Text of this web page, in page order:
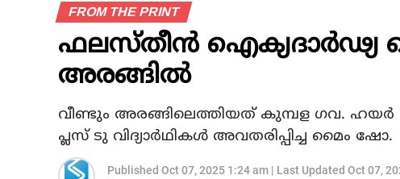
FROM THE PRINT
ഫലസ്തീന്‍ ഐക്യദാര്‍ഢ്യ
അരങ്ങില്‍
വീണ്ടും അരങ്ങിലെത്തിയത് കുമ്പള ഗവ.
പ്ലസ് ടു വിദ്യാര്‍ഥികള്‍ അവതരിപ്പിച്ച മൈം ഷോ.
Published Oct 07, 2025 1:24 am | Last Updated Oct 07,